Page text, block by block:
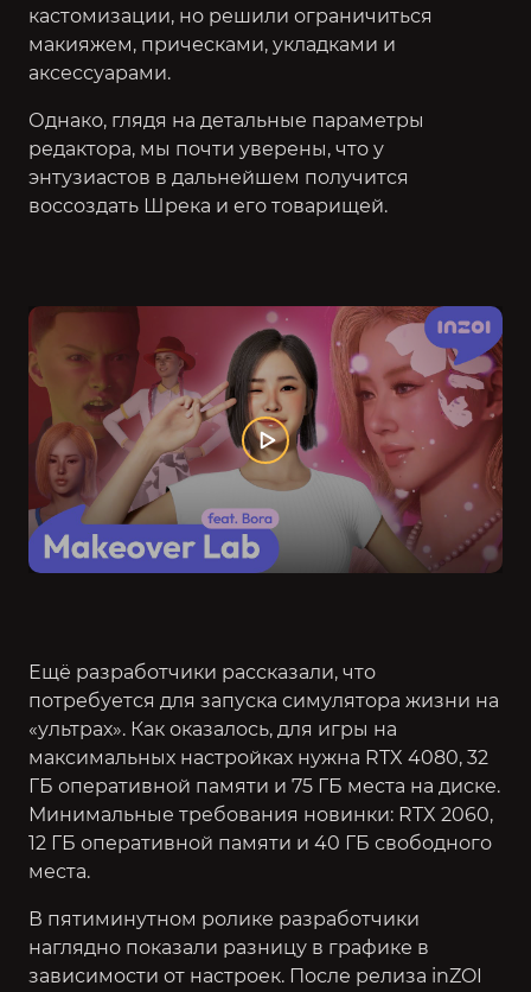
кастомизации, но решили ограничиться
макияжем, прическами, укладками и
аксессуарами.
Однако, глядя на детальные параметры
редактора, мы почти уверены, что у
энтузиастов в дальнейшем получится
воссоздать Шрека и его товарищей.
Ещё разработчики рассказали, что
потребуется для запуска симулятора жизни на
«ультрах». Как оказалось, для игры на
максимальных настройках нужна RTX 4080, 32
ГБ оперативной памяти и 75 ГБ места на диске.
Минимальные требования новинки: RTX 2060,
12 ГБ оперативной памяти и 40 ГБ свободного
места.
В пятиминутном ролике разработчики
наглядно показали разницу в графике в
зависимости от настроек. После релиза inZOI